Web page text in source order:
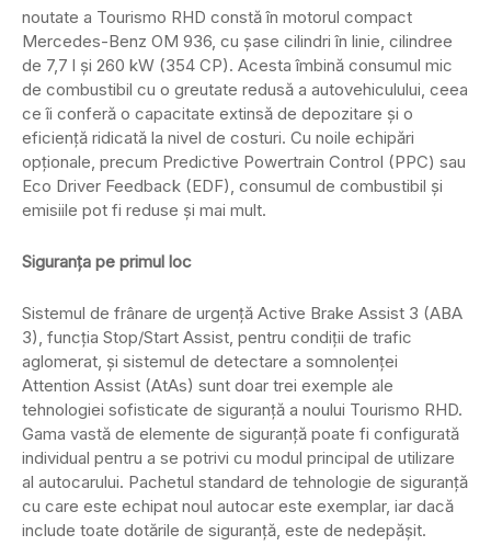
noutate a Tourismo RHD constă în motorul compact
Mercedes-Benz OM 936, cu șase cilindri în linie, cilindree
de 7,7 l și 260 kW (354 CP). Acesta îmbină consumul mic
de combustibil cu o greutate redusă a autovehiculului, ceea
ce îi conferă o capacitate extinsă de depozitare și o
eficiență ridicată la nivel de costuri. Cu noile echipări
opționale, precum Predictive Powertrain Control (PPC) sau
Eco Driver Feedback (EDF), consumul de combustibil și
emisiile pot fi reduse și mai mult.
Siguranța pe primul loc
Sistemul de frânare de urgență Active Brake Assist 3 (ABA
3), funcția Stop/Start Assist, pentru condiții de trafic
aglomerat, și sistemul de detectare a somnolenței
Attention Assist (AtAs) sunt doar trei exemple ale
tehnologiei sofisticate de siguranță a noului Tourismo RHD.
Gama vastă de elemente de siguranță poate fi configurată
individual pentru a se potrivi cu modul principal de utilizare
al autocarului. Pachetul standard de tehnologie de siguranță
cu care este echipat noul autocar este exemplar, iar dacă
include toate dotările de siguranță, este de nedepășit.